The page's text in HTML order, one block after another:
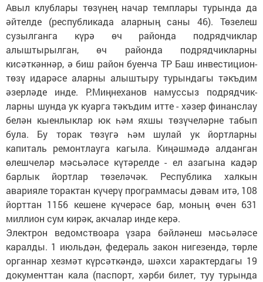
Авыл клублары төзүнең начар темплары турында да
әйтелде (республикада аларның саны 46). Төзелеш
сузылганга күрә өч районда подрядчиклар
алыштырылган, өч районда подрядчикларны
кисәткәннәр, ә биш район буенча ТР Баш инвестицион-
төзү идарәсе аларны алыштыру турындагы тәкъдим
әзерләде инде. Р.Миңнеханов намуссыз подрядчик­
ларны шунда ук куарга тәкъдим итте - хәзер финанслау
белән кыенлыклар юк һәм яхшы төзүчеләрне табып
була. Бу торак төзүгә һәм шулай ук йортларны
капиталь ремонтлауга кагыла. Киңәшмәдә алданган
өлешчеләр мәсьәләсе күтәрелде - ел азагына кадәр
барлык йортлар төзеләчәк. Республика халкын
аварияле торактан күчерү программасы дәвам итә, 108
йорттан 1156 кешене күчерәсе бар, моның өчен 631
миллион сум кирәк, акчалар инде керә.
Электрон ведомствоара үзара бәйләнеш мәсьәләсе
каралды. 1 июльдән, федераль закон нигезендә, төрле
органнар хезмәт күрсәткәндә, шәхси характердагы 19
документтан кала (паспорт, хәрби билет, туу турында